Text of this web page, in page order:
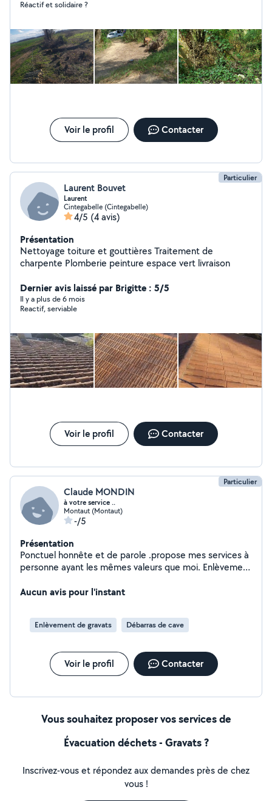
Réactif et solidaire ?
Voir le profil Contacter
Particulier
Laurent Bouvet
Laurent
Cintegabelle (Cintegabelle)
4/5 (4 avis)
Présentation
Nettoyage toiture et gouttières Traitement de
charpente Plomberie peinture espace vert livraison
Dernier avis laissé par Brigitte : 5/5
Il y a plus de 6 mois
Reactif, serviable
Voir le profil Contacter
Particulier
Claude MONDIN
à votre service ..
Montaut (Montaut)
-/5
Présentation
Ponctuel honnête et de parole .propose mes services à
personne ayant les mêmes valeurs que moi. Enlèvement
Aucun avis pour l'instant
Enlèvement de gravats Débarras de cave
Voir le profil Contacter
Vous souhaitez proposer vos services de
Évacuation déchets - Gravats ?
Inscrivez-vous et répondez aux demandes près de chez
vous !